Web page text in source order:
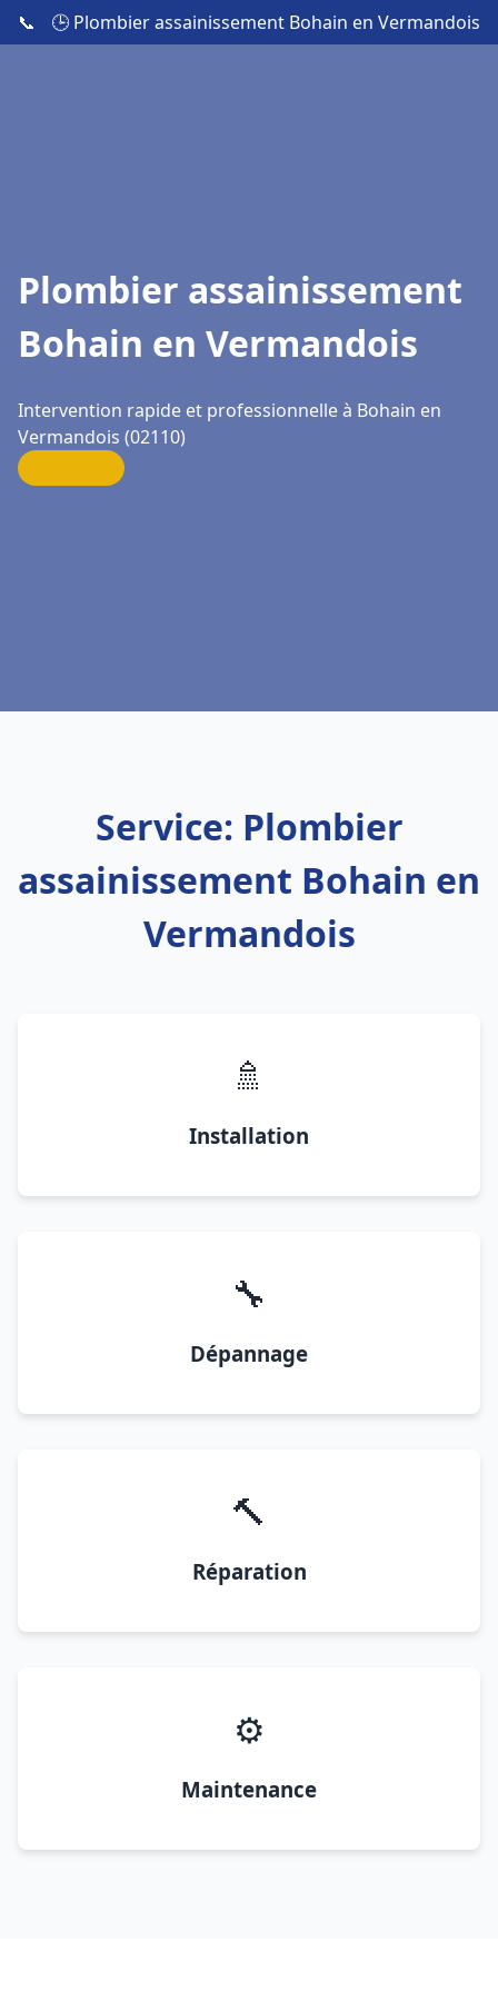
📞 🕒 Plombier assainissement Bohain en Vermandois
Plombier assainissement
Bohain en Vermandois
Intervention rapide et professionnelle à Bohain en
Vermandois (02110)
Service: Plombier
assainissement Bohain en
Vermandois
🚿
Installation
🔧
Dépannage
🔨
Réparation
⚙️
Maintenance